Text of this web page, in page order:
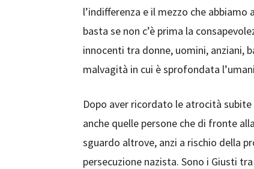
l’indifferenza e il mezzo che
basta se non c’è prima la
innocenti tra donne, uomini, anziani,
malvagità in cui è sprofondata
Dopo aver ricordato le atrocità
anche quelle persone che di fronte
sguardo altrove, anzi a rischio della
persecuzione nazista. Sono i Giusti